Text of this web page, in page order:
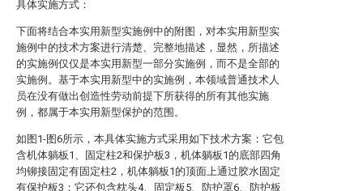
具体实施方式：
下面将结合本实用新型实施例中的附图，对本实用新型实
施例中的技术方案进行清楚、完整地描述，显然，所描述
的实施例仅仅是本实用新型一部分实施例，而不是全部的
实施例。基于本实用新型中的实施例，本领域普通技术人
员在没有做出创造性劳动前提下所获得的所有其他实施
例，都属于本实用新型保护的范围。
如图1-图6所示，本具体实施方式采用如下技术方案：它包
含机体躺板1、固定柱2和保护板3，机体躺板1的底部四角
均铆接固定有固定柱2，机体躺板1的顶面上通过胶水固定
有保护板3；它还包含枕头4、固定板5、防护罩6、防护板